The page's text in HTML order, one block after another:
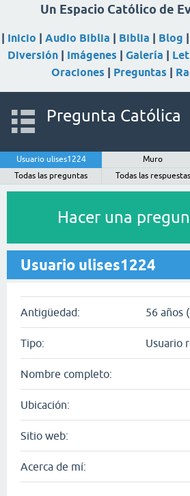
Un Espacio Católico de
| Inicio | Audio Biblia | Biblia | Blog |
Diversión| Imágenes | Galería |
Oraciones | Preguntas |
Pregunta Católica
Usuario ulises1224 Muro
Todas las preguntas
Todas las respuestas
Hacer una
Usuario ulises1224
Antigüedad: 56 años
Tipo: Usuario
Nombre completo:
Ubicación:
Sitio web:
Acerca de mí: